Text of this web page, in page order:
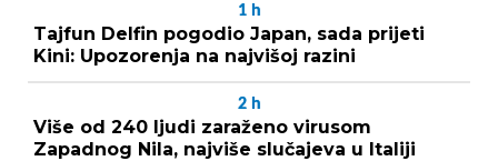
1 h
Tajfun Delfin pogodio Japan, sada prijeti
Kini: Upozorenja na najvišoj razini
2 h
Više od 240 ljudi zaraženo virusom
Zapadnog Nila, najviše slučajeva u Italiji